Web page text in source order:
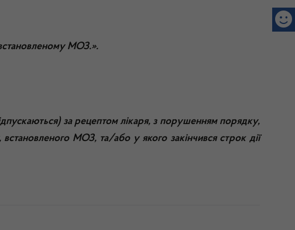
встановленому МОЗ.».
за рецептом лікаря, з порушенням порядку,
МОЗ, та/або у якого закінчився строк дії